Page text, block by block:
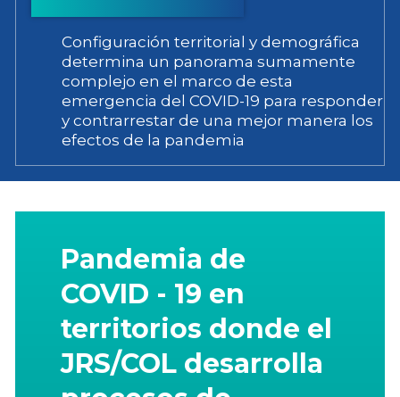
Configuración territorial y demográfica
determina un panorama sumamente
complejo en el marco de esta
emergencia del COVID-19 para responder
y contrarrestar de una mejor manera los
efectos de la pandemia
Pandemia de
COVID - 19 en
territorios donde el
JRS/COL desarrolla